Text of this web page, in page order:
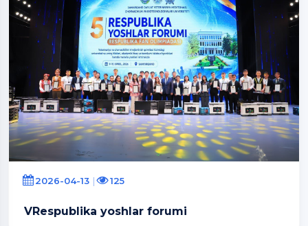
2026-04-13 125
VRespublika yoshlar forumi